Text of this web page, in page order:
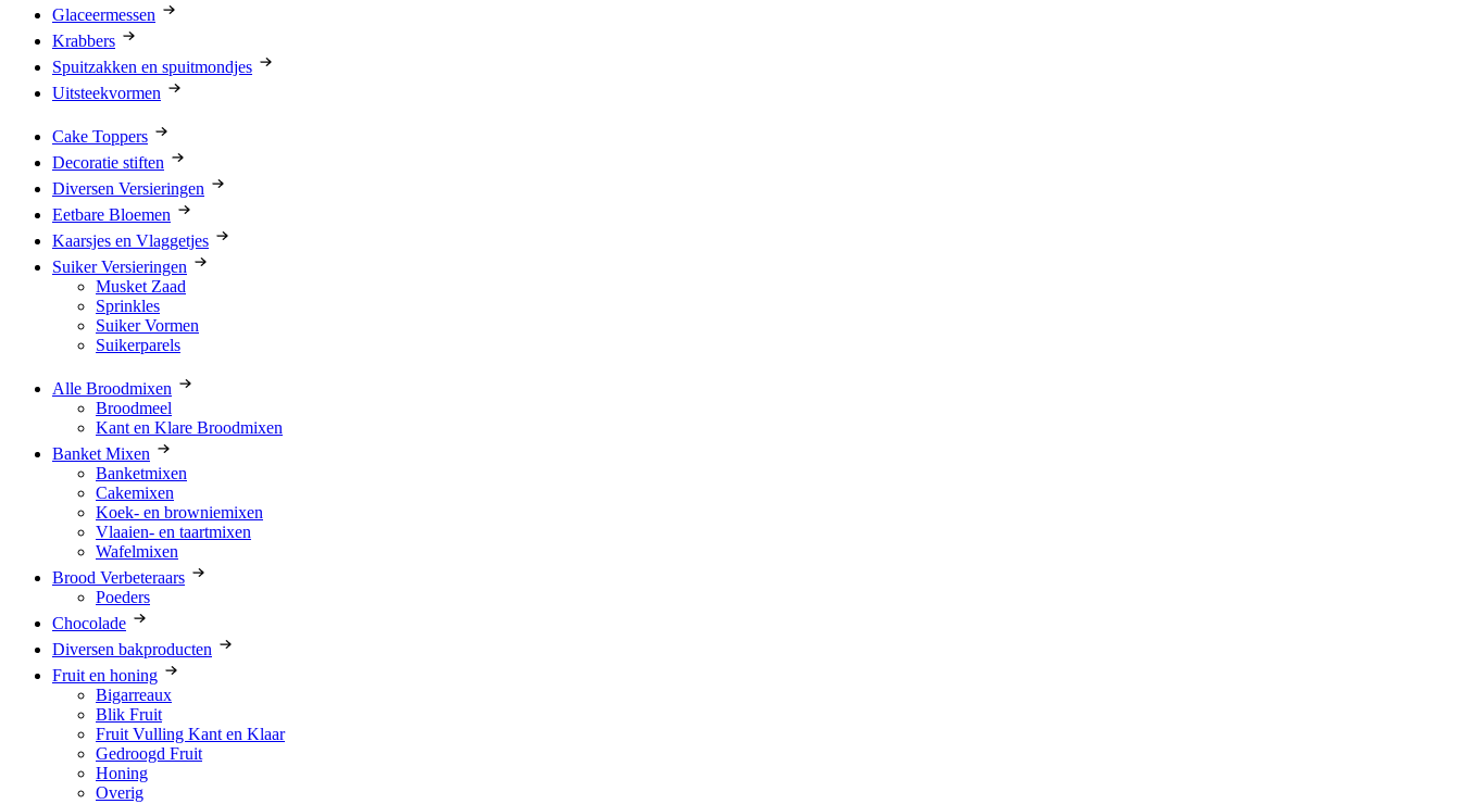
Glaceermessen
Krabbers
Spuitzakken en spuitmondjes
Uitsteekvormen
Cake Toppers
Decoratie stiften
Diversen Versieringen
Eetbare Bloemen
Kaarsjes en Vlaggetjes
Suiker Versieringen
Musket Zaad
Sprinkles
Suiker Vormen
Suikerparels
Alle Broodmixen
Broodmeel
Kant en Klare Broodmixen
Banket Mixen
Banketmixen
Cakemixen
Koek- en browniemixen
Vlaaien- en taartmixen
Wafelmixen
Brood Verbeteraars
Poeders
Chocolade
Diversen bakproducten
Fruit en honing
Bigarreaux
Blik Fruit
Fruit Vulling Kant en Klaar
Gedroogd Fruit
Honing
Overig